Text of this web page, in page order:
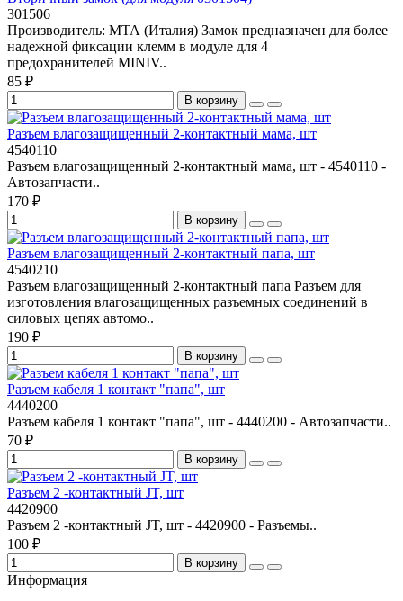
301506
Производитель: МТА (Италия) Замок предназначен для более
надежной фиксации клемм в модуле для 4
предохранителей MINIV..
85 ₽
В корзину
Разъем влагозащищенный 2-контактный мама, шт
4540110
Разъем влагозащищенный 2-контактный мама, шт - 4540110 -
Автозапчасти..
170 ₽
В корзину
Разъем влагозащищенный 2-контактный папа, шт
4540210
Разъем влагозащищенный 2-контактный папа Разъем для
изготовления влагозащищенных разъемных соединений в
силовых цепях автомо..
190 ₽
В корзину
Разъем кабеля 1 контакт "папа", шт
4440200
Разъем кабеля 1 контакт "папа", шт - 4440200 - Автозапчасти..
70 ₽
В корзину
Разъем 2 -контактный JT, шт
4420900
Разъем 2 -контактный JT, шт - 4420900 - Разъемы..
100 ₽
В корзину
Информация